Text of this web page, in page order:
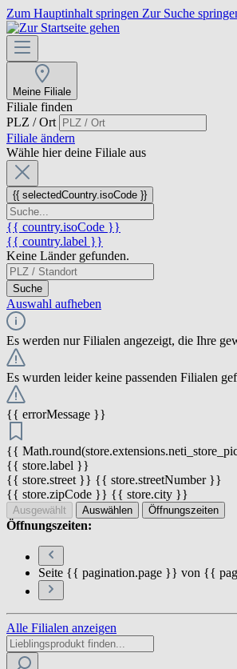
Zum Hauptinhalt springen Zur Suche
Meine Filiale
Filiale finden
PLZ / Ort
Filiale ändern
Wähle hier deine Filiale aus
{{ selectedCountry.isoCode }}
{{ country.isoCode }}
{{ country.label }}
Keine Länder gefunden.
Suche
Auswahl aufheben
Es werden nur Filialen angezeigt, die Ihre
Es wurden leider keine passenden Filialen
{{ errorMessage }}
{{
{{ store.label }}
{{ store.street }} {{ store.streetNumber }}
{{ store.zipCode }} {{ store.city }}
Ausgewählt Auswählen Öffnungszeiten
Öffnungszeiten:
Seite {{ pagination.page }} von {{
Alle Filialen anzeigen